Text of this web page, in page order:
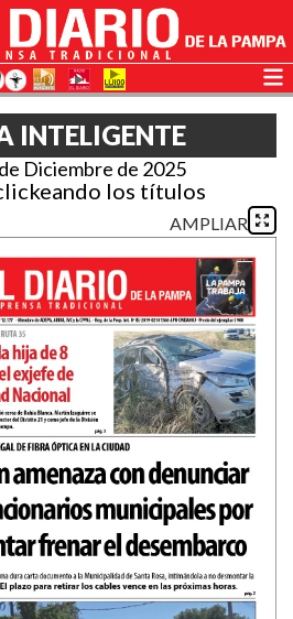
INTELIGENTE
Diciembre de 2025
los títulos
AMPLIAR